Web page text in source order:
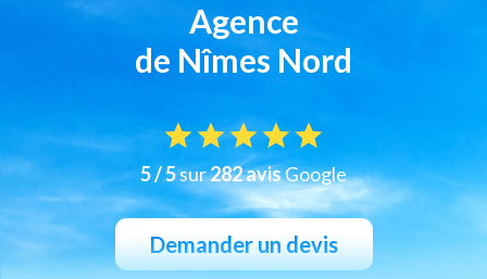
Agence
de Nîmes Nord
5 / 5sur282 avisGoogle
Demander un devis